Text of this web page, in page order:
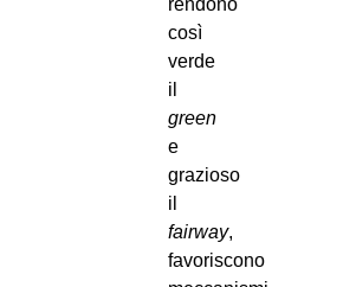
rendono
così
verde
il
green
e
grazioso
il
fairway,
favoriscono